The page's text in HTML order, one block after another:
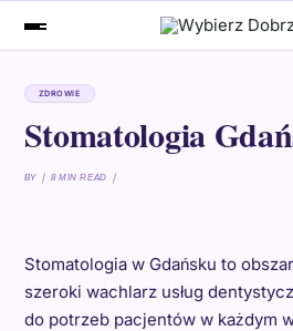
ZDROWIE
Stomatologia
BY 8 MIN READ
Stomatologia w Gdańsku to
szeroki wachlarz usług
do potrzeb pacjentów w każdym